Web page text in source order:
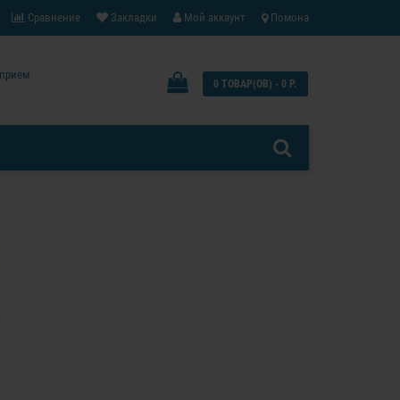
Помона
Мой аккаунт
Закладки
Сравнение
0 ТОВАР(ОВ) - 0 Р.